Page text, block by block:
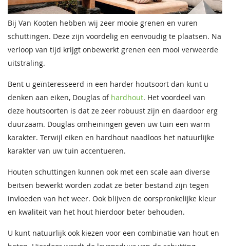
Bij Van Kooten hebben wij zeer mooie grenen en vuren
schuttingen. Deze zijn voordelig en eenvoudig te plaatsen. Na
verloop van tijd krijgt onbewerkt grenen een mooi verweerde
uitstraling.
Bent u geïnteresseerd in een harder houtsoort dan kunt u
denken aan eiken, Douglas of hardhout. Het voordeel van
deze houtsoorten is dat ze zeer robuust zijn en daardoor erg
duurzaam. Douglas omheiningen geven uw tuin een warm
karakter. Terwijl eiken en hardhout naadloos het natuurlijke
karakter van uw tuin accentueren.
Houten schuttingen kunnen ook met een scale aan diverse
beitsen bewerkt worden zodat ze beter bestand zijn tegen
invloeden van het weer. Ook blijven de oorspronkelijke kleur
en kwaliteit van het hout hierdoor beter behouden.
U kunt natuurlijk ook kiezen voor een combinatie van hout en